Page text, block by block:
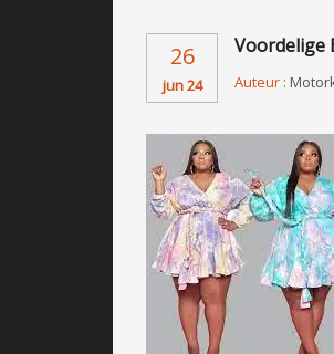
26
jun 24
Voordelige
Auteur :